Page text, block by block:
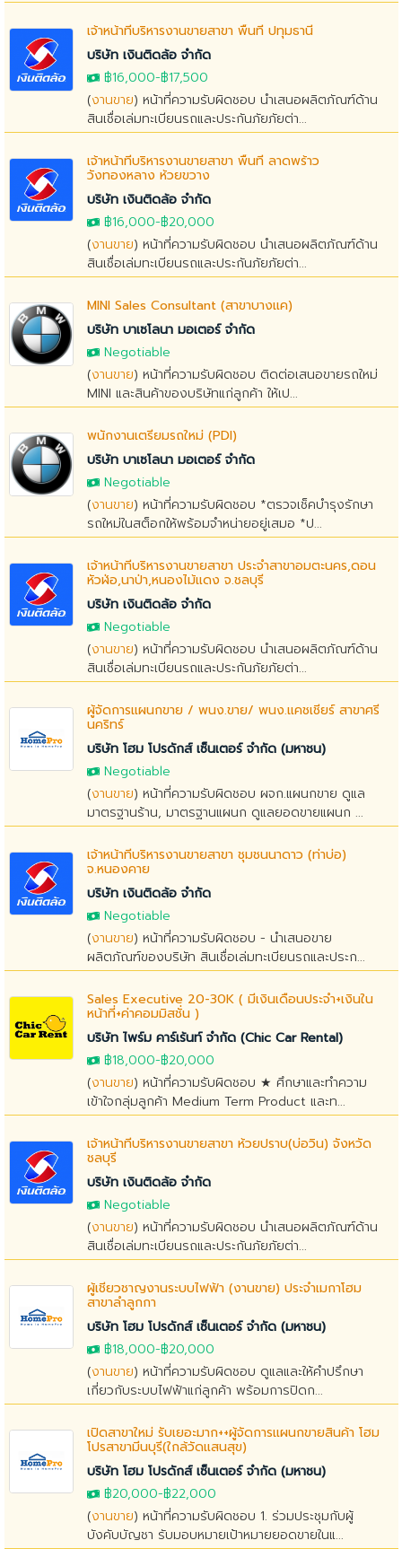
เจ้าหน้าที่บริหารงานขายสาขา พื้นที่ ปทุมธานี
บริษัท เงินติดล้อ จำกัด
฿16,000-฿17,500
(งานขาย) หน้าที่ความรับผิดชอบ นำเสนอผลิตภัณฑ์ด้าน
สินเชื่อเล่มทะเบียนรถและประกันภัยภัยต่า...
เจ้าหน้าที่บริหารงานขายสาขา พื้นที่ ลาดพร้าว
วังทองหลาง ห้วยขวาง
บริษัท เงินติดล้อ จำกัด
฿16,000-฿20,000
(งานขาย) หน้าที่ความรับผิดชอบ นำเสนอผลิตภัณฑ์ด้าน
สินเชื่อเล่มทะเบียนรถและประกันภัยภัยต่า...
MINI Sales Consultant (สาขาบางแค)
บริษัท บาเซโลนา มอเตอร์ จำกัด
Negotiable
(งานขาย) หน้าที่ความรับผิดชอบ ติดต่อเสนอขายรถใหม่
MINI และสินค้าของบริษัทแก่ลูกค้า ให้เป...
พนักงานเตรียมรถใหม่ (PDI)
บริษัท บาเซโลนา มอเตอร์ จำกัด
Negotiable
(งานขาย) หน้าที่ความรับผิดชอบ *ตรวจเช็คบำรุงรักษา
รถใหม่ในสต็อกให้พร้อมจำหน่ายอยู่เสมอ *ป...
เจ้าหน้าที่บริหารงานขายสาขา ประจำสาขาอมตะนคร,ดอน
หัวฬ่อ,นาป่า,หนองไม้แดง จ.ชลบุรี
บริษัท เงินติดล้อ จำกัด
Negotiable
(งานขาย) หน้าที่ความรับผิดชอบ นำเสนอผลิตภัณฑ์ด้าน
สินเชื่อเล่มทะเบียนรถและประกันภัยภัยต่า...
ผู้จัดการแผนกขาย / พนง.ขาย/ พนง.แคชเชียร์ สาขาศรี
นคริทร์
บริษัท โฮม โปรดักส์ เซ็นเตอร์ จำกัด (มหาชน)
Negotiable
(งานขาย) หน้าที่ความรับผิดชอบ ผจก.แผนกขาย ดูแล
มาตรฐานร้าน, มาตรฐานแผนก ดูแลยอดขายแผนก ...
เจ้าหน้าที่บริหารงานขายสาขา ชุมชนนาดาว (ท่าบ่อ)
จ.หนองคาย
บริษัท เงินติดล้อ จำกัด
Negotiable
(งานขาย) หน้าที่ความรับผิดชอบ - นำเสนอขาย
ผลิตภัณฑ์ของบริษัท สินเชื่อเล่มทะเบียนรถและประก...
Sales Executive 20-30K ( มีเงินเดือนประจำ+เงินใน
หน้าที่+ค่าคอมมิสชั่น )
บริษัท ไพร์ม คาร์เร้นท์ จำกัด (Chic Car Rental)
฿18,000-฿20,000
(งานขาย) หน้าที่ความรับผิดชอบ ★ ศึกษาและทำความ
เข้าใจกลุ่มลูกค้า Medium Term Product และท...
เจ้าหน้าที่บริหารงานขายสาขา ห้วยปราบ(บ่อวิน) จังหวัด
ชลบุรี
บริษัท เงินติดล้อ จำกัด
Negotiable
(งานขาย) หน้าที่ความรับผิดชอบ นำเสนอผลิตภัณฑ์ด้าน
สินเชื่อเล่มทะเบียนรถและประกันภัยภัยต่า...
ผู้เชี่ยวชาญงานระบบไฟฟ้า (งานขาย) ประจำเมกาโฮม
สาขาลำลูกกา
บริษัท โฮม โปรดักส์ เซ็นเตอร์ จำกัด (มหาชน)
฿18,000-฿20,000
(งานขาย) หน้าที่ความรับผิดชอบ ดูแลและให้คำปรึกษา
เกี่ยวกับระบบไฟฟ้าแก่ลูกค้า พร้อมการปิดก...
เปิดสาขาใหม่ รับเยอะมาก++ผู้จัดการแผนกขายสินค้า โฮม
โปรสาขามีนบุรี(ใกล้วัดแสนสุข)
บริษัท โฮม โปรดักส์ เซ็นเตอร์ จำกัด (มหาชน)
฿20,000-฿22,000
(งานขาย) หน้าที่ความรับผิดชอบ 1. ร่วมประชุมกับผู้
บังคับบัญชา รับมอบหมายเป้าหมายยอดขายในแ...